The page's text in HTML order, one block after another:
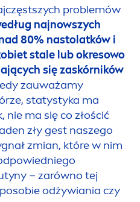
problemów
najnowszych
80% nastolatków i
stale lub okresowo
się zaskórników
zauważamy
statystyka ma
nie ma się co złościć
zły gest naszego
zmian, które w nim
– zarówno tej
odżywiania czy